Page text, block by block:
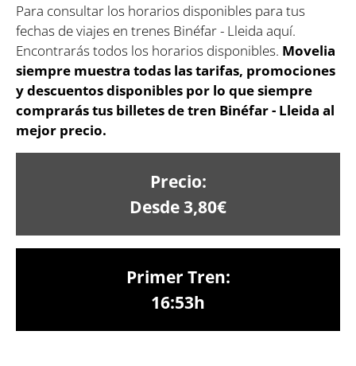
Para consultar los horarios disponibles para tus
fechas de viajes en trenes Binéfar - Lleida aquí.
Encontrarás todos los horarios disponibles. Movelia
siempre muestra todas las tarifas, promociones
y descuentos disponibles por lo que siempre
comprarás tus billetes de tren Binéfar - Lleida al
mejor precio.
Precio:
Desde 3,80€
Primer Tren:
16:53h